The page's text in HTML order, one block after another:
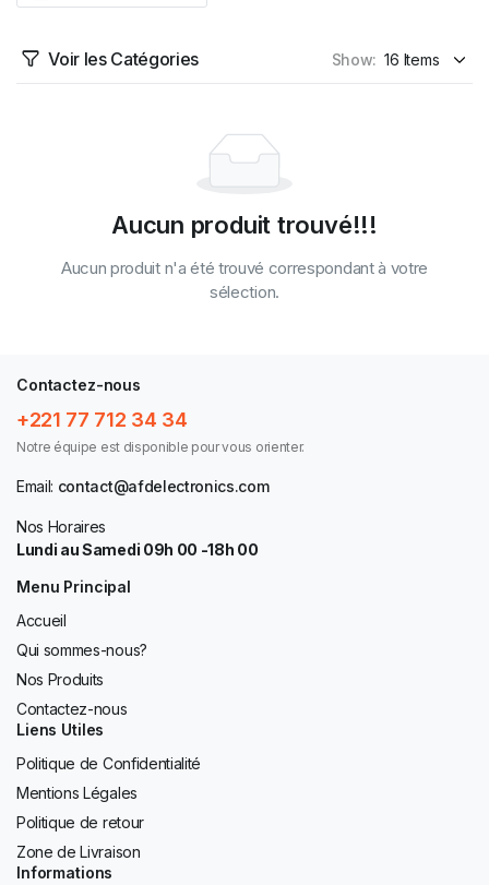
Voir les Catégories Show:
Aucun produit trouvé!!!
Aucun produit n'a été trouvé correspondant à votre
sélection.
Contactez-nous
+221 77 712 34 34
Notre équipe est disponible pour vous orienter.
Email: contact@afdelectronics.com
Nos Horaires
Lundi au Samedi 09h 00 -18h 00
Menu Principal
Accueil
Qui sommes-nous?
Nos Produits
Contactez-nous
Liens Utiles
Politique de Confidentialité
Mentions Légales
Politique de retour
Zone de Livraison
Informations